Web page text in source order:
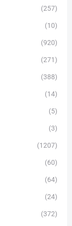
(257)
(10)
(920)
(271)
(388)
(14)
(5)
(3)
(1207)
(60)
(64)
(24)
(372)